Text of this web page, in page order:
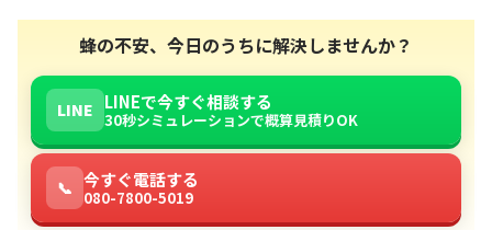
蜂の不安、今日のうちに解決しませんか？
LINE LINEで今すぐ相談する
30秒シミュレーションで概算見積りOK
📞 今すぐ電話する
080-7800-5019